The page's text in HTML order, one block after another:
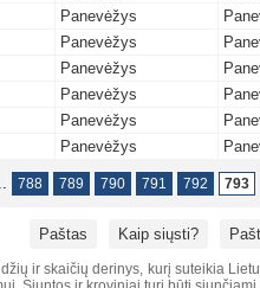
Panevėžys
Panevėžys
Panevėžys
Panevėžys
Panevėžys
Panevėžys
788 789 790 791 792 793
Paštas Kaip siųsti?
ir skaičių derinys, kurį suteikia